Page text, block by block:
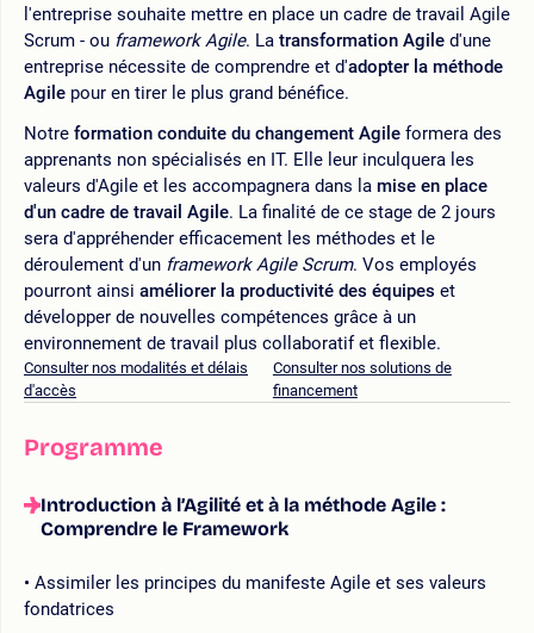
l'entreprise souhaite mettre en place un cadre de travail Agile
Scrum - ou framework Agile. La transformation Agile d'une
entreprise nécessite de comprendre et d'adopter la méthode
Agile pour en tirer le plus grand bénéfice.
Notre formation conduite du changement Agile formera des
apprenants non spécialisés en IT. Elle leur inculquera les
valeurs d'Agile et les accompagnera dans la mise en place
d'un cadre de travail Agile. La finalité de ce stage de 2 jours
sera d'appréhender efficacement les méthodes et le
déroulement d'un framework Agile Scrum. Vos employés
pourront ainsi améliorer la productivité des équipes et
développer de nouvelles compétences grâce à un
environnement de travail plus collaboratif et flexible.
Consulter nos modalités et délais
d'accès
Consulter nos solutions de
financement
Programme
Introduction à l’Agilité et à la méthode Agile :
Comprendre le Framework
Assimiler les principes du manifeste Agile et ses valeurs
fondatrices